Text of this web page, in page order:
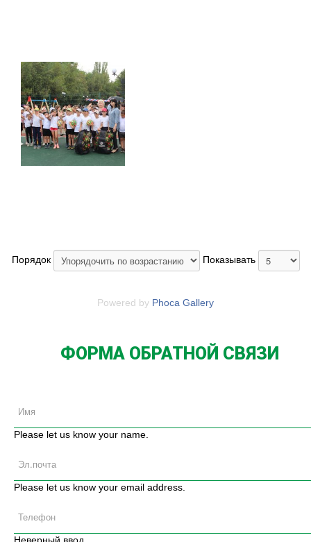
Порядок Показывать
Powered by Phoca Gallery
ФОРМА ОБРАТНОЙ СВЯЗИ
Please let us know your name.
Please let us know your email address.